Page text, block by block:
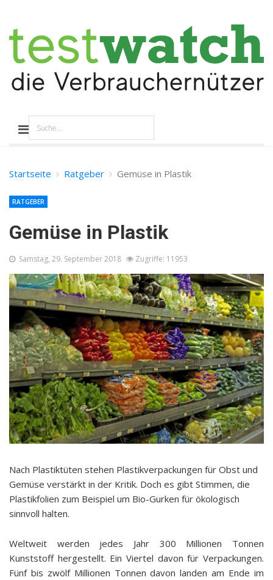
Startseite Ratgeber Gemüse in Plastik
Gemüse in Plastik
RATGEBER
Samstag, 29. September 2018 Zugriffe: 11953
Nach Plastiktüten stehen Plastikverpackungen für Obst und
Gemüse verstärkt in der Kritik. Doch es gibt Stimmen, die
Plastikfolien zum Beispiel um Bio-Gurken für ökologisch
sinnvoll halten.
Weltweit werden jedes Jahr 300 Millionen Tonnen
Kunststoff hergestellt. Ein Viertel davon für Verpackungen.
Fünf bis zwölf Millionen Tonnen davon landen am Ende im